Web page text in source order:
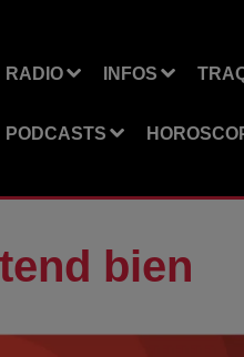
RADIO INFOS
PODCASTS
bien